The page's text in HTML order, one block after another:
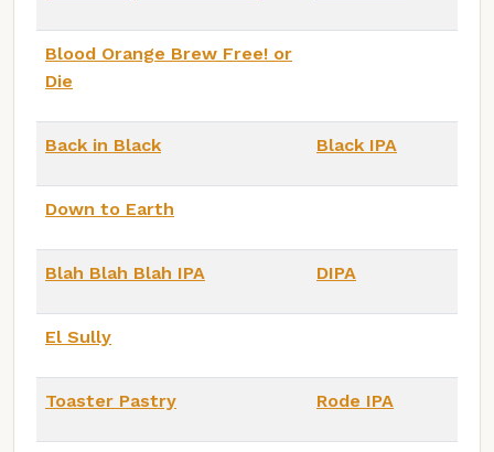
Blood Orange Brew Free! or
Die
Back in Black Black IPA
Down to Earth
Blah Blah Blah IPA DIPA
El Sully
Toaster Pastry Rode IPA